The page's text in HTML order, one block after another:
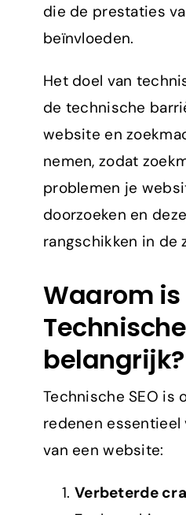
die de prestaties
beïnvloeden.
Het doel van
de technische
website en
nemen, zodat
problemen je
doorzoeken en
rangschikken in de
Waarom is
Technische
belangrijk?
Technische SEO is
redenen
van een website:
Verbeterde